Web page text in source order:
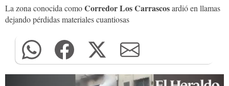
La zona conocida comoCorredor Los Carrascosardió en llamas
dejando pérdidas materiales cuantiosas